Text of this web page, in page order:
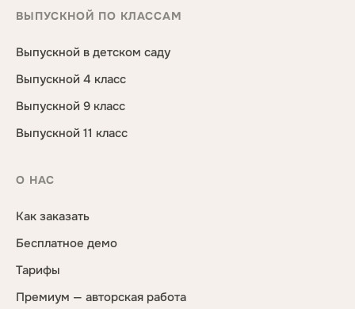
ВЫПУСКНОЙ ПО КЛАССАМ
Выпускной в детском саду
Выпускной 4 класс
Выпускной 9 класс
Выпускной 11 класс
О НАС
Как заказать
Бесплатное демо
Тарифы
Премиум — авторская работа